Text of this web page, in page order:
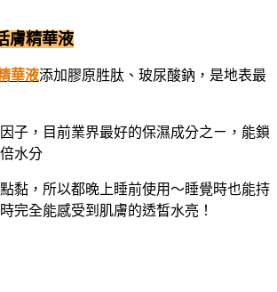
膚精華液
華液添加膠原胜肽、玻尿酸鈉，是地表最
子，目前業界最好的保濕成分之ㄧ，能鎖
水分
黏，所以都晚上睡前使用～睡覺時也能持
完全能感受到肌膚的透皙水亮！